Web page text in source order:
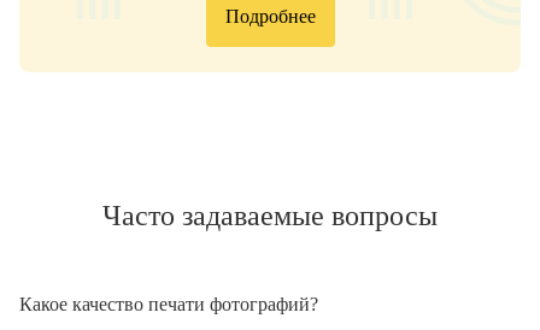
Подробнее
Часто задаваемые вопросы
Какое качество печати фотографий?